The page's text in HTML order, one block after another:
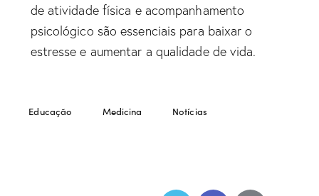
de atividade física e acompanhamento
psicológico são essenciais para baixar o
estresse e aumentar a qualidade de vida.
Educação Medicina Notícias